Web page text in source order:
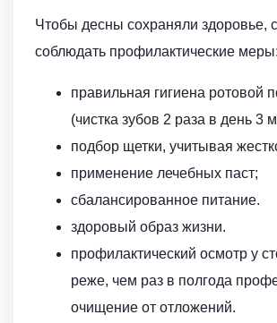
Чтобы десны сохраняли здоровье,
соблюдать профилактические меры:
правильная гигиена ротовой
(чистка зубов 2 раза в день 3
подбор щетки, учитывая
применение лечебных паст;
сбалансированное питание.
здоровый образ жизни.
профилактический осмотр у
реже, чем раз в полгода
очищение от отложений.